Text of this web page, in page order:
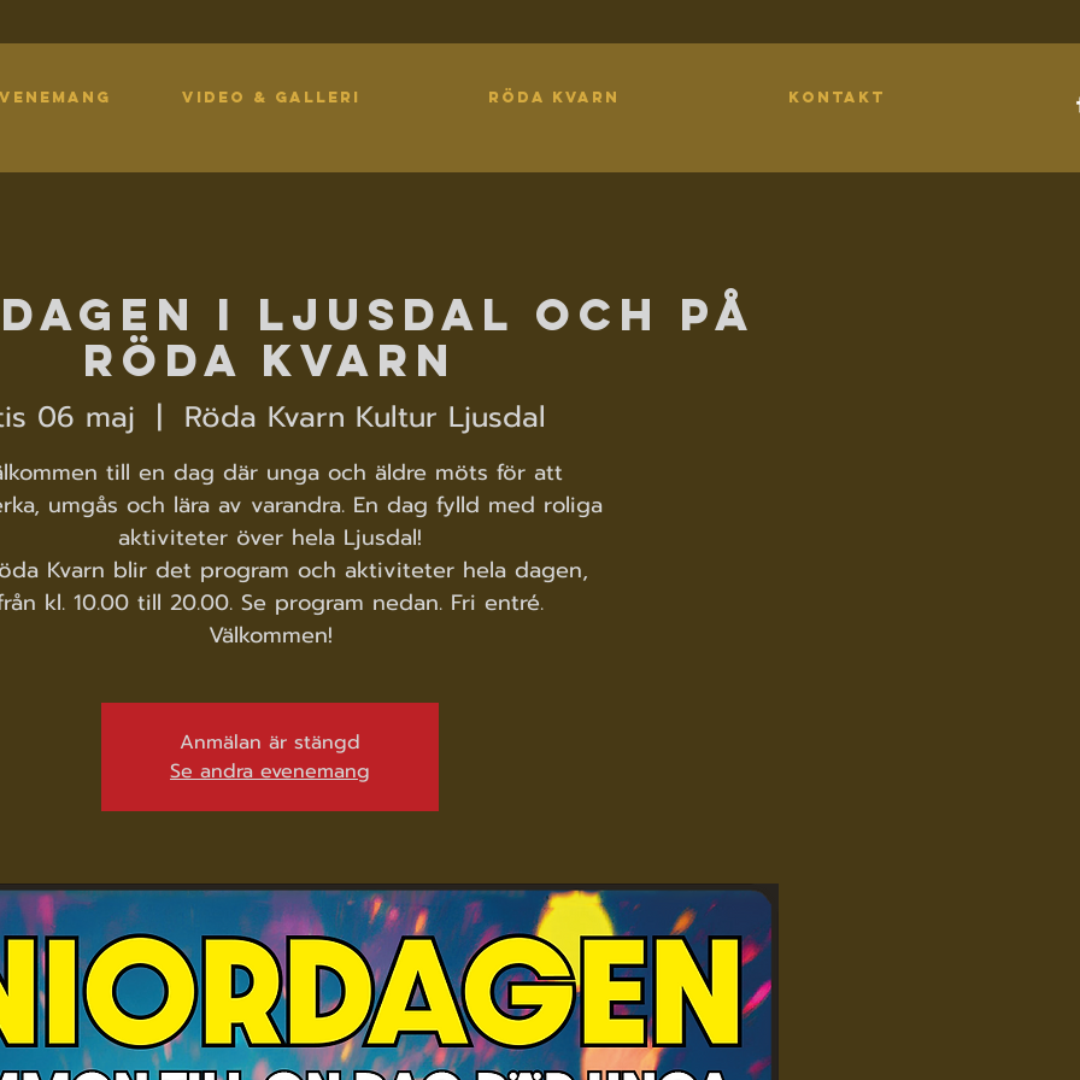
VIDEO & GALLERI RÖDA KVARN KONTAKT
i Ljusdal och på
Röda Kvarn
06 maj
  |
Röda Kvarn Kultur Ljusdal
till en dag där unga och äldre möts för att
umgås och lära av varandra. En dag fylld med roliga
aktiviteter över hela Ljusdal!
Kvarn blir det program och aktiviteter hela dagen,
kl. 10.00 till 20.00. Se program nedan. Fri entré.
Välkommen!
Anmälan är stängd
Se andra evenemang